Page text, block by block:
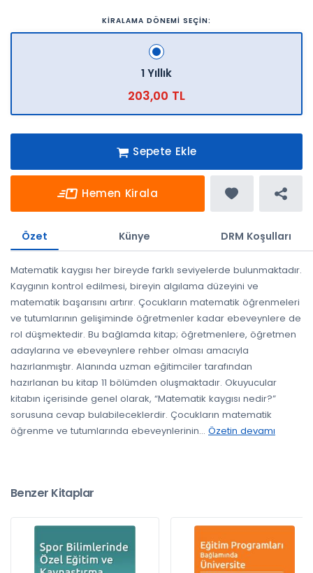
KİRALAMA DÖNEMİ SEÇİN:
1 Yıllık
203,00 TL
Sepete Ekle
Hemen Kirala
Özet Künye DRM Koşulları
Matematik kaygısı her bireyde farklı seviyelerde bulunmaktadır.
Kaygının kontrol edilmesi, bireyin algılama düzeyini ve
matematik başarısını artırır. Çocukların matematik öğrenmeleri
ve tutumlarının gelişiminde öğretmenler kadar ebeveynlere de
rol düşmektedir. Bu bağlamda kitap; öğretmenlere, öğretmen
adaylarına ve ebeveynlere rehber olması amacıyla
hazırlanmıştır. Alanında uzman eğitimciler tarafından
hazırlanan bu kitap 11 bölümden oluşmaktadır. Okuyucular
kitabın içerisinde genel olarak, “Matematik kaygısı nedir?”
sorusuna cevap bulabileceklerdir. Çocukların matematik
öğrenme ve tutumlarında ebeveynlerinin... Özetin devamı
Benzer Kitaplar